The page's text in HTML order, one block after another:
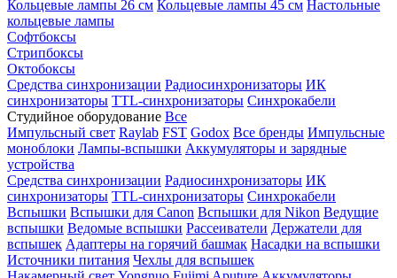
Кольцевые лампы 26 см Кольцевые лампы 45 см Настольные
кольцевые лампы
Софтбоксы
Стрипбоксы
Октобоксы
Средства синхронизации Радиосинхронизаторы ИК
синхронизаторы TTL-синхронизаторы Синхрокабели
Студийное оборудование Все
Импульсный свет Raylab FST Godox Все бренды Импульсные
моноблоки Лампы-вспышки Аккумуляторы и зарядные
устройства
Средства синхронизации Радиосинхронизаторы ИК
синхронизаторы TTL-синхронизаторы Синхрокабели
Вспышки Вспышки для Canon Вспышки для Nikon Ведущие
вспышки Ведомые вспышки Рассеиватели Держатели для
вспышек Адаптеры на горячий башмак Насадки на вспышки
Источники питания Чехлы для вспышек